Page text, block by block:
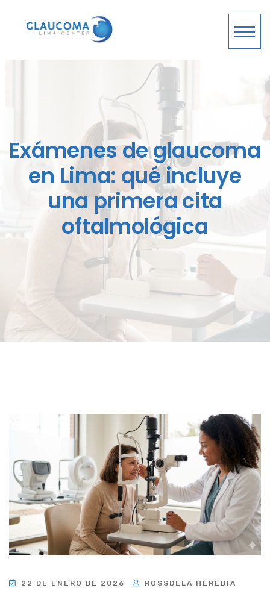
Exámenes de glaucoma
en Lima: qué incluye
una primera cita
oftalmológica
22 DE ENERO DE 2026 ROSSDELA HEREDIA